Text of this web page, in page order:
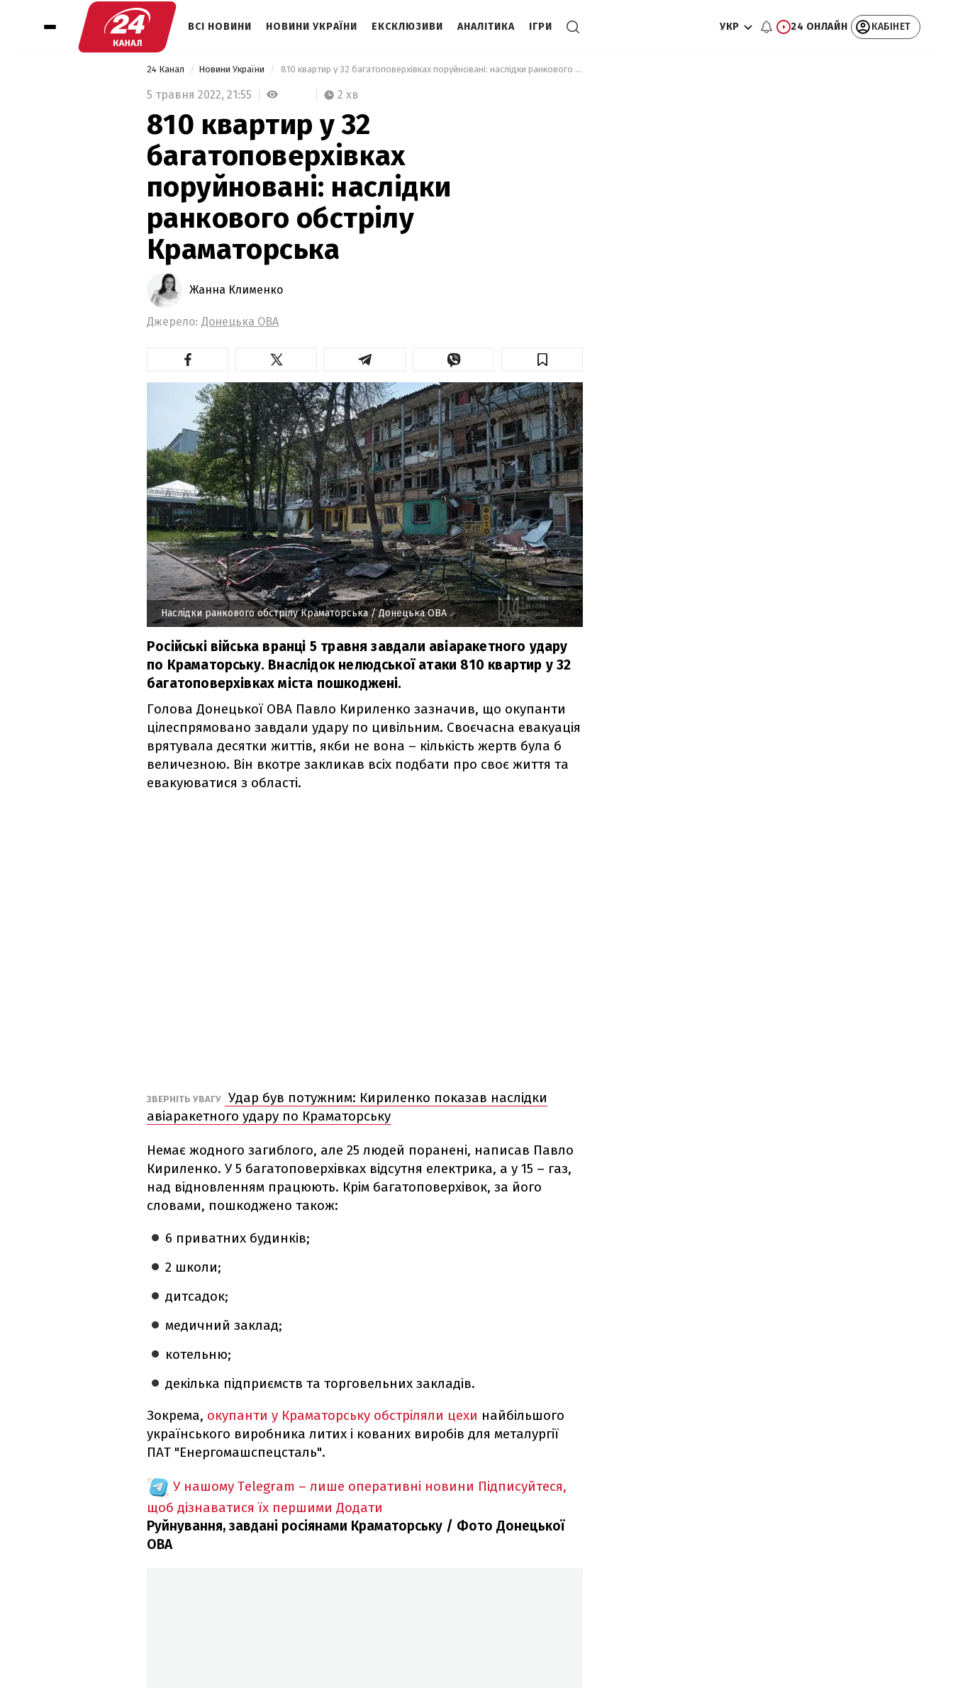
ВСІ НОВИНИ НОВИНИ УКРАЇНИ ЕКСКЛЮЗИВИ АНАЛІТИКА ІГРИ УКР 24 ОНЛАЙН КАБІНЕТ
24 Канал Новини України 810 квартир у 32 багатоповерхівках поруйновані: наслідки ранкового обстрілу Краматорська
5 травня 2022, 21:55 2 хв
810 квартир у 32
багатоповерхівках
поруйновані: наслідки
ранкового обстрілу
Краматорська
Жанна Клименко
Джерело: Донецька ОВА
Наслідки ранкового обстрілу Краматорська/ Донецька ОВА
Російські війська вранці 5 травня завдали авіаракетного удару
по Краматорську. Внаслідок нелюдської атаки 810 квартир у 32
багатоповерхівках міста пошкоджені.
Голова Донецької ОВА Павло Кириленко зазначив, що окупанти
цілеспрямовано завдали удару по цивільним. Своєчасна евакуація
врятувала десятки життів, якби не вона – кількість жертв була б
величезною. Він вкотре закликав всіх подбати про своє життя та
евакуюватися з області.
ЗВЕРНІТЬ УВАГУ
Удар був потужним: Кириленко показав наслідки
авіаракетного удару по Краматорську
Немає жодного загиблого, але 25 людей поранені, написав Павло
Кириленко. У 5 багатоповерхівках відсутня електрика, а у 15 – газ,
над відновленням працюють. Крім багатоповерхівок, за його
словами, пошкоджено також:
6 приватних будинків;
2 школи;
дитсадок;
медичний заклад;
котельню;
декілька підприємств та торговельних закладів.
Зокрема, окупанти у Краматорську обстріляли цехи найбільшого
українського виробника литих і кованих виробів для металургії
ПАТ "Енергомашспецсталь".
У нашому Telegram – лише оперативні новини Підписуйтеся,
щоб дізнаватися їх першими Додати
Руйнування, завдані росіянами Краматорську / Фото Донецької
ОВА